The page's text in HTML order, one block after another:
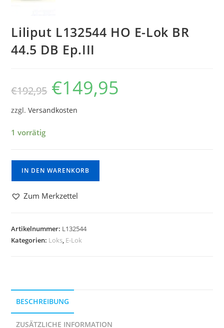
Liliput L132544 HO E-Lok BR
44.5 DB Ep.III
€192,95 €149,95
zzgl.Versandkosten
1 vorrätig
IN DEN WARENKORB
Zum Merkzettel
Artikelnummer: L132544
Kategorien: Loks, E-Lok
BESCHREIBUNG
ZUSÄTZLICHE INFORMATION